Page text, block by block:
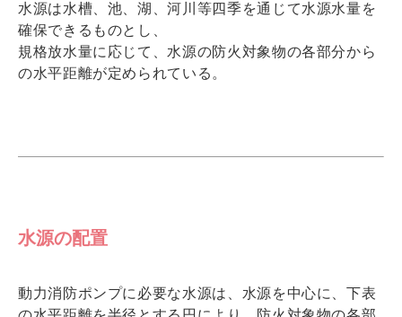
水源は水槽、池、湖、河川等四季を通じて水源水量を
確保できるものとし、
規格放水量に応じて、水源の防火対象物の各部分から
の水平距離が定められている。
水源の配置
動力消防ポンプに必要な水源は、水源を中心に、下表